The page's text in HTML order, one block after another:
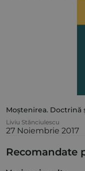
Moștenirea. Doctrină
Liviu Stănciulescu
27 Noiembrie 2017
Recomandate